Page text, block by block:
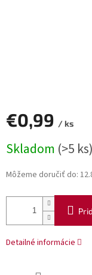
€0,99 / ks
cena:
Skladom (>5 ks)
Môžeme doručiť do:
Detailné informácie